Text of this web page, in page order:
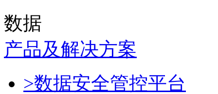
数据
产品及解决方案
>数据安全管控平台